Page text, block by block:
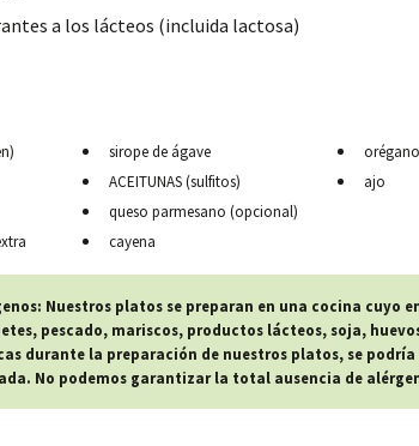
a los lácteos (incluida lactosa)
sirope de ágave
ACEITUNAS (sulfitos)
queso parmesano (opcional)
cayena
orégano
ajo
Nuestros platos se preparan en una cocina cuyo
pescado, mariscos, productos lácteos, soja,
durante la preparación de nuestros platos, se
No podemos garantizar la total ausencia de